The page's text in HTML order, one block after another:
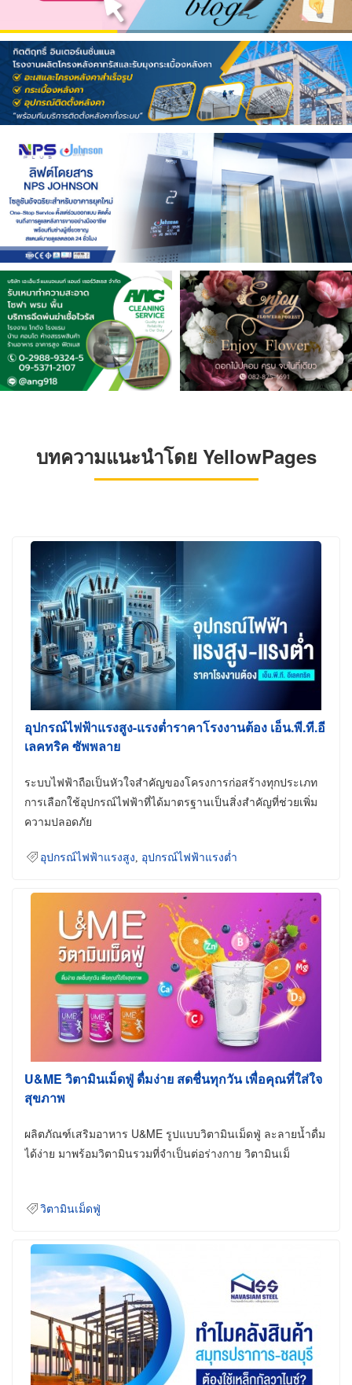
บทความแนะนำโดย YellowPages
อุปกรณ์ไฟฟ้าแรงสูง-แรงต่ำราคาโรงงานต้อง เอ็น.พี.ที.อี
เลคทริค ซัพพลาย
ระบบไฟฟ้าถือเป็นหัวใจสำคัญของโครงการก่อสร้างทุกประเภท
การเลือกใช้อุปกรณ์ไฟฟ้าที่ได้มาตรฐานเป็นสิ่งสำคัญที่ช่วยเพิ่ม
ความปลอดภัย
อุปกรณ์ไฟฟ้าแรงสูง อุปกรณ์ไฟฟ้าแรงต่ำ
U&ME วิตามินเม็ดฟู่ ดื่มง่าย สดชื่นทุกวัน เพื่อคุณที่ใส่ใจ
สุขภาพ
ผลิตภัณฑ์เสริมอาหาร U&ME รูปแบบวิตามินเม็ดฟู่ ละลายน้ำดื่ม
ได้ง่าย มาพร้อมวิตามินรวมที่จำเป็นต่อร่างกาย วิตามินเม็
วิตามินเม็ดฟู่